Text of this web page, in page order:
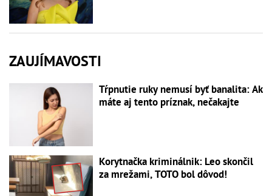
ZAUJÍMAVOSTI
Tŕpnutie ruky nemusí byť banalita: Ak
máte aj tento príznak, nečakajte
Korytnačka kriminálnik: Leo skončil
za mrežami, TOTO bol dôvod!